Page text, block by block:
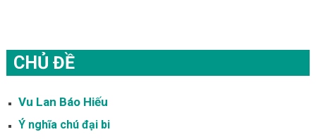
CHỦ ĐỀ
Vu Lan Báo Hiếu
Ý nghĩa chú đại bi